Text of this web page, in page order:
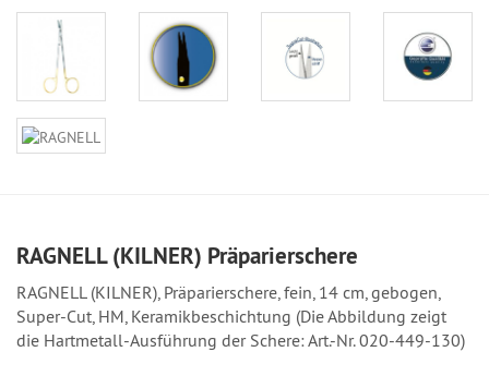
RAGNELL (KILNER) Präparierschere
RAGNELL (KILNER), Präparierschere, fein, 14 cm, gebogen,
Super-Cut, HM, Keramikbeschichtung (Die Abbildung zeigt
die Hartmetall-Ausführung der Schere: Art.-Nr. 020-449-130)